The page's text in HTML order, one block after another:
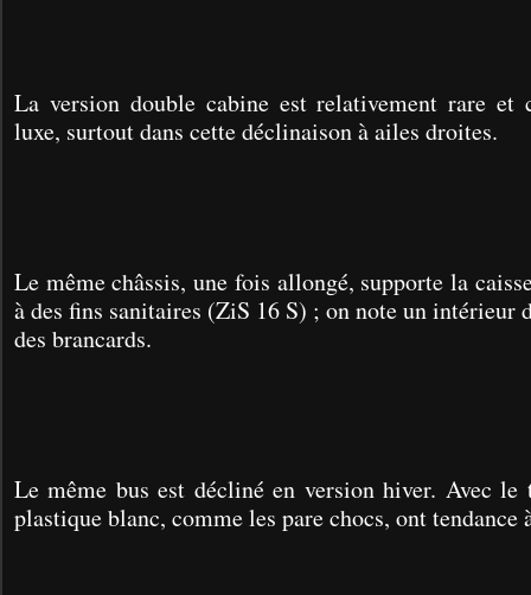
La version double cabine est relativement rare et
luxe, surtout dans cette déclinaison à ailes droites.
Le même châssis, une fois allongé, supporte la
à des fins sanitaires (ZiS 16 S) ; on note un intérieur
des brancards.
Le même bus est décliné en version hiver. Avec le
plastique blanc, comme les pare chocs, ont tendance